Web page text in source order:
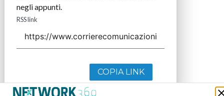
negli appunti.
RSS link
COPIA LINK